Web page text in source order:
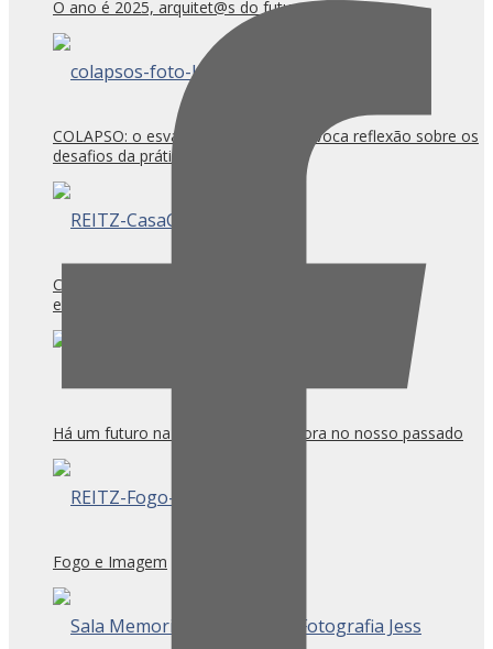
O ano é 2025, arquitet@s do futuro, uni-vos!
COLAPSO: o esvaziamento ético provoca reflexão sobre os
desafios da prática arquitetônica
CASACOR/SC Florianópolis: Caminhos para
experimentações técnicas e inovação?
Há um futuro na arquitetura que mora no nosso passado
Fogo e Imagem